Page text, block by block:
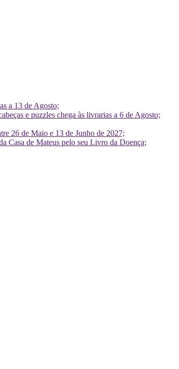
a 13 de Agosto;
e puzzles chega às livrarias a 6 de Agosto;
26 de Maio e 13 de Junho de 2027;
Casa de Mateus pelo seu Livro da Doença;